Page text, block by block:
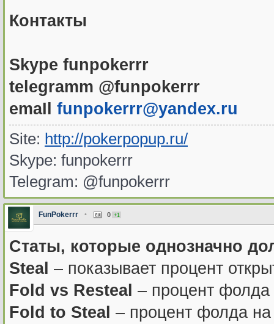
Контакты
Skype funpokerrr
telegramm @funpokerrr
emaIl funpokerrr@yandex.ru
Site: http://pokerpopup.ru/
Skype: funpokerrr
Telegram: @funpokerrr
FunPokerrr • 0 +1
Статы, которые однозначно
Steal – показывает процент
Fold vs Resteal – процент фолда
Fold to Steal – процент фолда на